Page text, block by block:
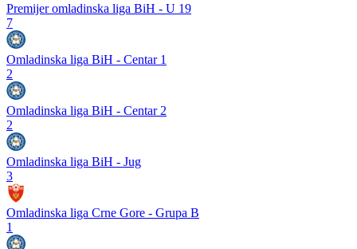
Premijer omladinska liga BiH - U 19
7
Omladinska liga BiH - Centar 1
2
Omladinska liga BiH - Centar 2
2
Omladinska liga BiH - Jug
3
Omladinska liga Crne Gore - Grupa B
1